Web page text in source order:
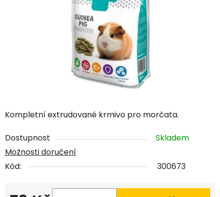
Kompletní extrudované krmivo pro morčata.
Dostupnost
Skladem
Možnosti doručení
Kód:
300673